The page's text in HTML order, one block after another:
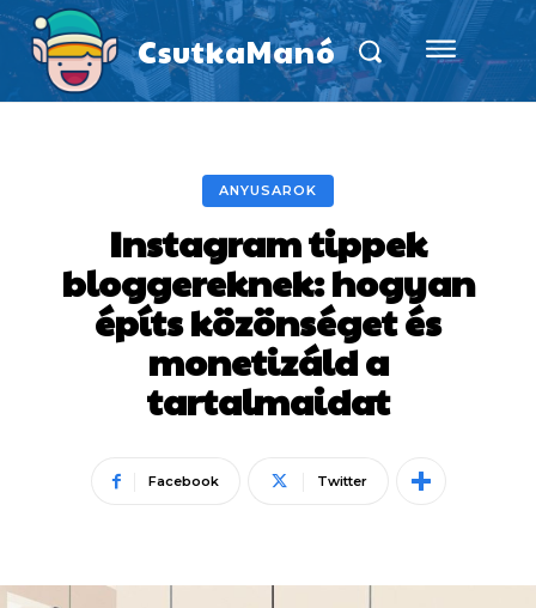
CsutkaManó
ANYUSAROK
Instagram tippek
bloggereknek: hogyan
építs közönséget és
monetizáld a
tartalmaidat
Facebook Twitter